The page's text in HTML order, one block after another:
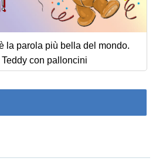
la parola più bella del mondo.
con palloncini